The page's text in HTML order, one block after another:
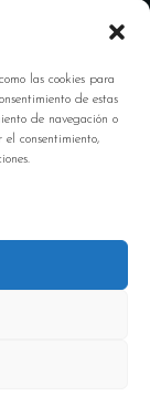
las cookies para
de estas
de navegación o
el consentimiento,
–
EL